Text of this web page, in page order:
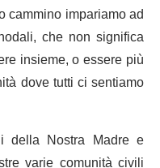
cammino impariamo ad
che non significa
insieme, o essere più
dove tutti ci sentiamo
della Nostra Madre e